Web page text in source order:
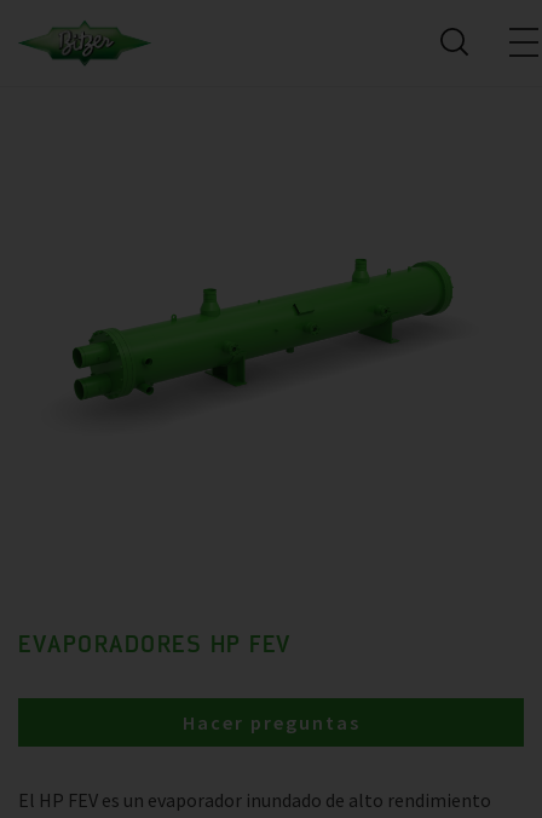
EVAPORADORES HP FEV
El HP FEV es un evaporador inundado de alto rendimiento
Hacer preguntas